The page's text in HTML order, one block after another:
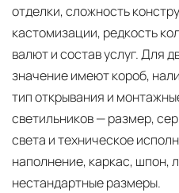
отделки, сложность
кастомизации, редкость
валют и состав услуг. Для
значение имеют короб,
тип открывания и
светильников — размер,
света и техническое
наполнение, каркас, шпон,
нестандартные размеры.